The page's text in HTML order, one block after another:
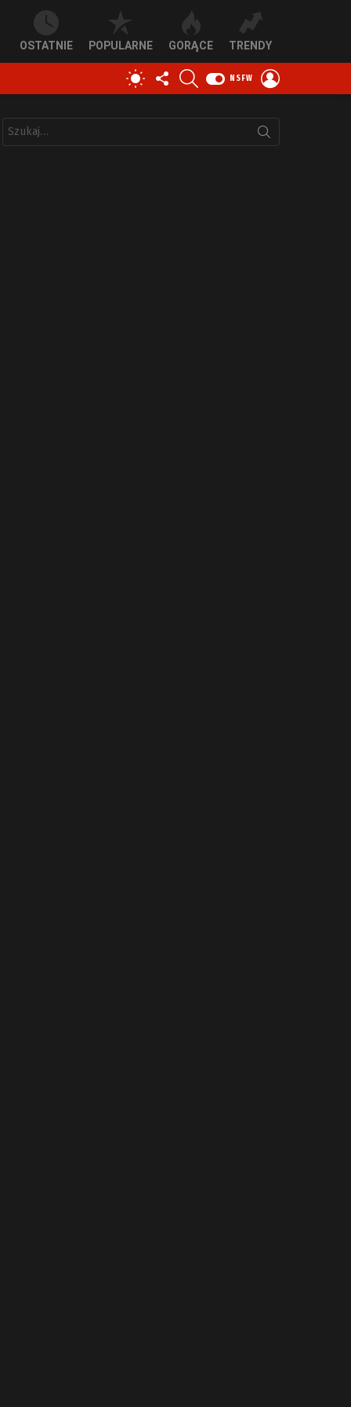
OSTATNIE POPULARNE GORĄCE TRENDY
PRZEŁĄCZ
SKÓRKĘ
OBSERWUJ
NAS
NSFW